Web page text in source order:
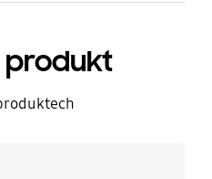
produkt